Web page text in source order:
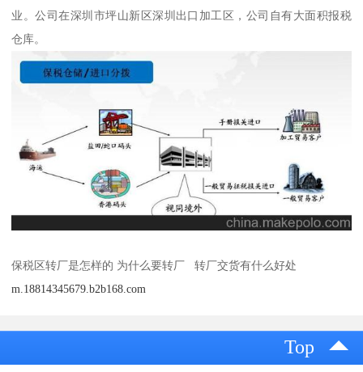
业。公司在深圳市坪山新区深圳出口加工区，公司自有大面积报税
仓库。
保税区转厂是怎样的 为什么要转厂 转厂交货有什么好处
m.18814345679.b2b168.com
Top